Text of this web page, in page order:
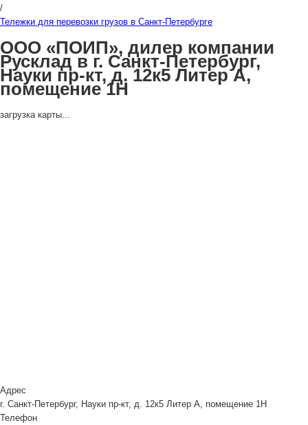
/
Тележки для перевозки грузов в Санкт-Петербурге
ООО «ПОИП», дилер компании
Русклад в г. Санкт-Петербург,
Науки пр-кт, д. 12к5 Литер А,
помещение 1Н
загрузка карты...
Адрес
г. Санкт-Петербург, Науки пр-кт, д. 12к5 Литер А, помещение 1Н
Телефон